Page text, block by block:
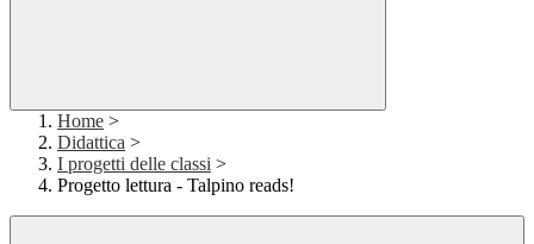
Home >
Didattica >
I progetti delle classi >
Progetto lettura - Talpino reads!